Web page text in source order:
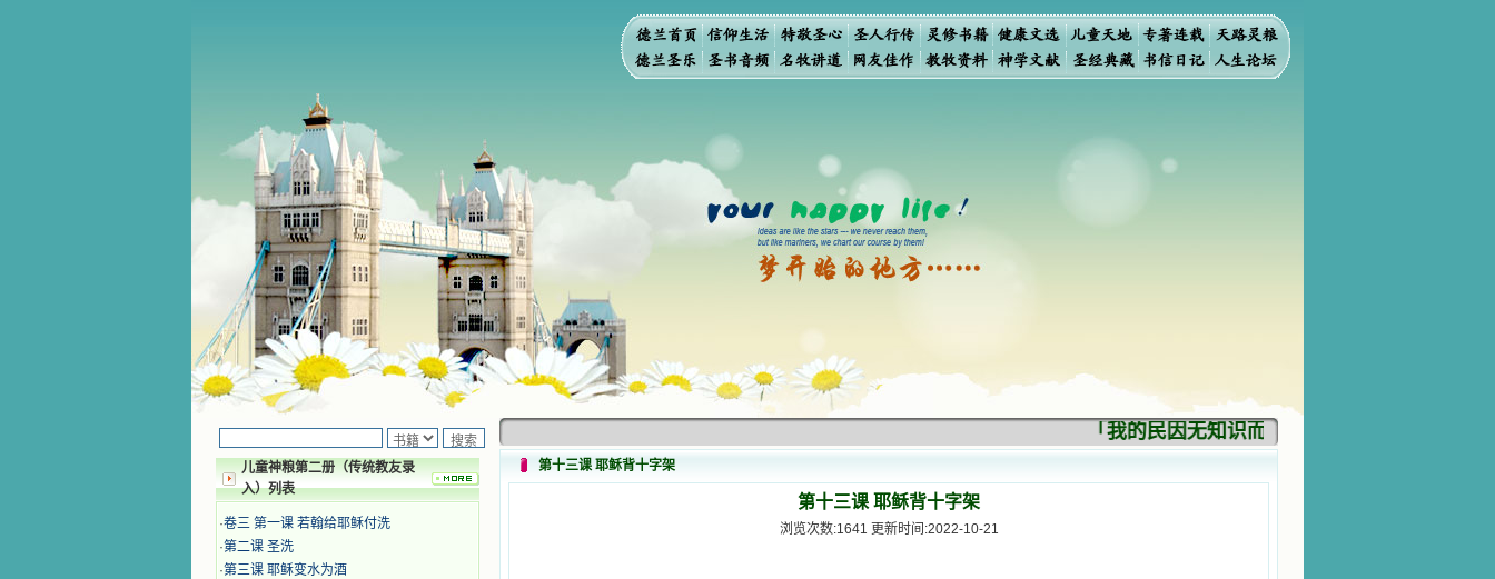
儿童神粮第二册（传统教友录
入）列表
·卷三 第一课 若翰给耶稣付洗
·第二课 圣洗
·第三课 耶稣变水为酒
「我的民因无知识而灭亡。你弃掉知识，我也
第十三课 耶稣背十字架
第十三课 耶稣背十字架
浏览次数:1641 更新时间:2022-10-21